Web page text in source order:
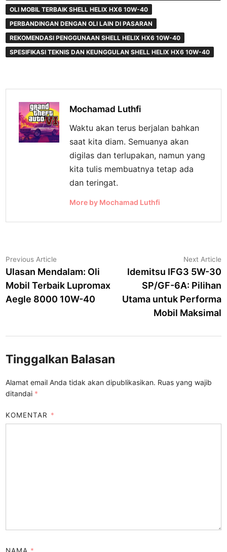
OLI MOBIL TERBAIK SHELL HELIX HX6 10W-40
PERBANDINGAN DENGAN OLI LAIN DI PASARAN
REKOMENDASI PENGGUNAAN SHELL HELIX HX6 10W-40
SPESIFIKASI TEKNIS DAN KEUNGGULAN SHELL HELIX HX6 10W-40
Mochamad Luthfi
Waktu akan terus berjalan bahkan
saat kita diam. Semuanya akan
digilas dan terlupakan, namun yang
kita tulis membuatnya tetap ada
dan teringat.
More by Mochamad Luthfi
Navigasi
pos
Previous Article
article:
Ulasan Mendalam: Oli
Mobil Terbaik Lupromax
Aegle 8000 10W-40
Next Article
Idemitsu IFG3 5W-30
SP/GF-6A: Pilihan
Utama untuk Performa
Mobil Maksimal
Tinggalkan Balasan
Alamat email Anda tidak akan dipublikasikan. Ruas yang wajib
ditandai *
KOMENTAR *